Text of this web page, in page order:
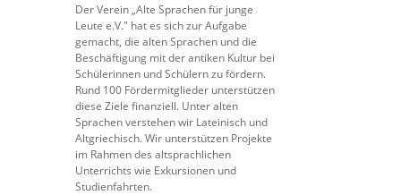
Der Verein „Alte Sprachen für junge
Leute e.V." hat es sich zur Aufgabe
gemacht, die alten Sprachen und die
Beschäftigung mit der antiken Kultur bei
Schülerinnen und Schülern zu fördern.
Rund 100 Fördermitglieder unterstützen
diese Ziele finanziell. Unter alten
Sprachen verstehen wir Lateinisch und
Altgriechisch. Wir unterstützen Projekte
im Rahmen des altsprachlichen
Unterrichts wie Exkursionen und
Studienfahrten.